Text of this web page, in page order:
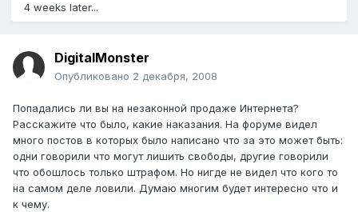
4 weeks later...
DigitalMonster
Опубликовано 2 декабря, 2008
Попадались ли вы на незаконной продаже Интернета?
Расскажите что было, какие наказания. На форуме видел
много постов в которых было написано что за это может быть:
одни говорили что могут лишить свободы, другие говорили
что обошлось только штрафом. Но нигде не видел что кого то
на самом деле ловили. Думаю многим будет интересно что и
к чему.